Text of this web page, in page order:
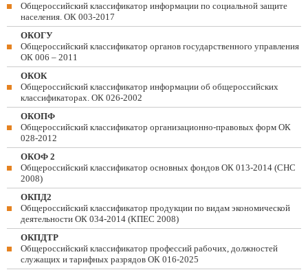
Общероссийский классификатор информации по социальной защите
населения. ОК 003-2017
ОКОГУ
Общероссийский классификатор органов государственного управления
ОК 006 – 2011
ОКОК
Общероссийский классификатор информации об общероссийских
классификаторах. ОК 026-2002
ОКОПФ
Общероссийский классификатор организационно-правовых форм ОК
028-2012
ОКОФ 2
Общероссийский классификатор основных фондов ОК 013-2014 (СНС
2008)
ОКПД2
Общероссийский классификатор продукции по видам экономической
деятельности ОК 034-2014 (КПЕС 2008)
ОКПДТР
Общероссийский классификатор профессий рабочих, должностей
служащих и тарифных разрядов ОК 016-2025